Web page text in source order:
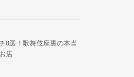
8選！歌舞伎座裏の本当
店